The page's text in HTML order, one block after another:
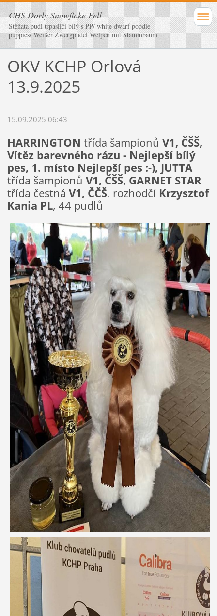
CHS Dorly Snowflake Fell
Štěňata pudl trpasličí bílý s PP/ white dwarf poodle
puppies/ Weißer Zwergpudel Welpen mit Stammbaum
OKV KCHP Orlová
13.9.2025
15.09.2025 06:43
HARRINGTON třída šampionů V1, ČŠŠ,
Vítěz barevného rázu - Nejlepší bílý
pes, 1. místo Nejlepší pes :-), JUTTA
třída šampionů V1, ČŠŠ, GARNET STAR
třída čestná V1, ČČŠ, rozhodčí Krzysztof
Kania PL, 44 pudlů